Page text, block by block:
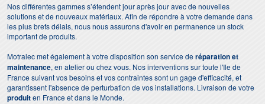
Nos différentes gammes s’étendent jour après jour avec de nouvelles
solutions et de nouveaux matériaux. Afin de répondre à votre demande dans
les plus brefs délais, nous nous assurons d'avoir en permanence un stock
important de produits.
Motralec met également à votre disposition son service deréparation et
maintenance, en atelier ou chez vous. Nos interventions sur toute l'Ile de
France suivant vos besoins et vos contraintes sont un gage d'efficacité, et
garantissent l'absence de perturbation de vos installations. Livraison de votre
produiten France et dans le Monde.